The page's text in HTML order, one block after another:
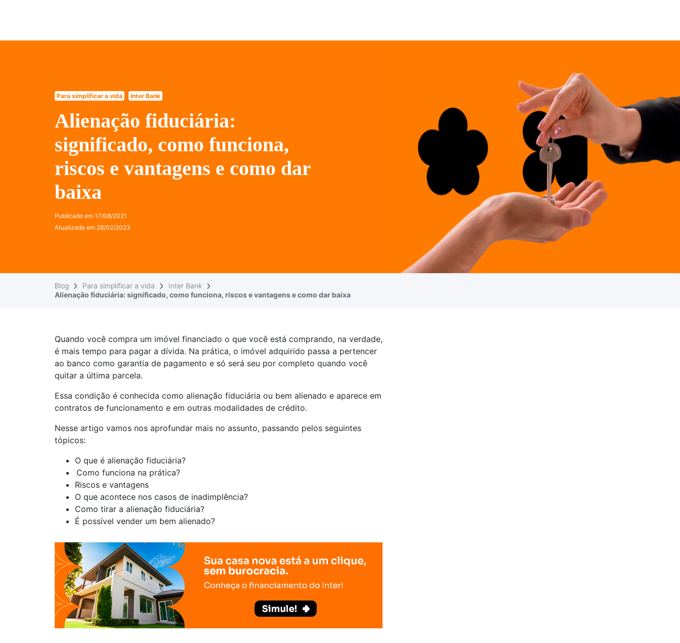
Para simplificar a vida Inter Bank
Alienação fiduciária:
significado, como funciona,
riscos e vantagens e como dar
baixa
Publicado em 17/08/2021
Atualizado em 28/02/2023
Blog Para simplificar a vida
Inter Bank
Alienação fiduciária: significado, como funciona, riscos e vantagens e como dar baixa
Quando você compra um imóvel financiado o que você está comprando, na verdade,
é mais tempo para pagar a dívida. Na prática, o imóvel adquirido passa a pertencer
ao banco como garantia de pagamento e só será seu por completo quando você
quitar a última parcela.
Essa condição é conhecida como alienação fiduciária ou bem alienado e aparece em
contratos de funcionamento e em outras modalidades de crédito.
Nesse artigo vamos nos aprofundar mais no assunto, passando pelos seguintes
tópicos:
O que é alienação fiduciária?
Como funciona na prática?
Riscos e vantagens
O que acontece nos casos de inadimplência?
Como tirar a alienação fiduciária?
É possível vender um bem alienado?